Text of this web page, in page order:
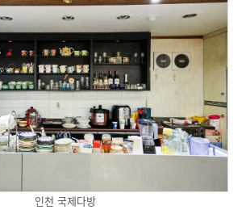
인천 국제다방